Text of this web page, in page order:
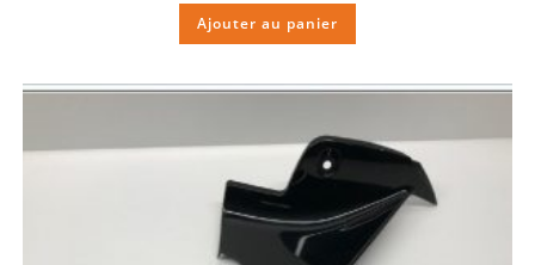
Ajouter au panier